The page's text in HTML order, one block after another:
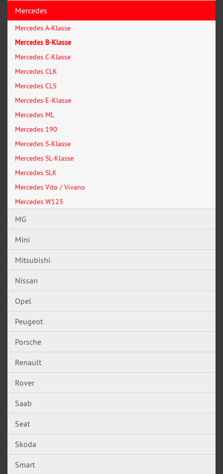
Mercedes
Mercedes A-Klasse
Mercedes B-Klasse
Mercedes C-Klasse
Mercedes CLK
Mercedes CLS
Mercedes E-Klasse
Mercedes ML
Mercedes 190
Mercedes S-Klasse
Mercedes SL-Klasse
Mercedes SLK
Mercedes Vito / Vivano
Mercedes W123
MG
Mini
Mitsubishi
Nissan
Opel
Peugeot
Porsche
Renault
Rover
Saab
Seat
Skoda
Smart